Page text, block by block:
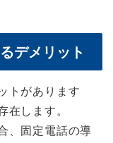
デメリット
トがあります
在します。
、固定電話の導